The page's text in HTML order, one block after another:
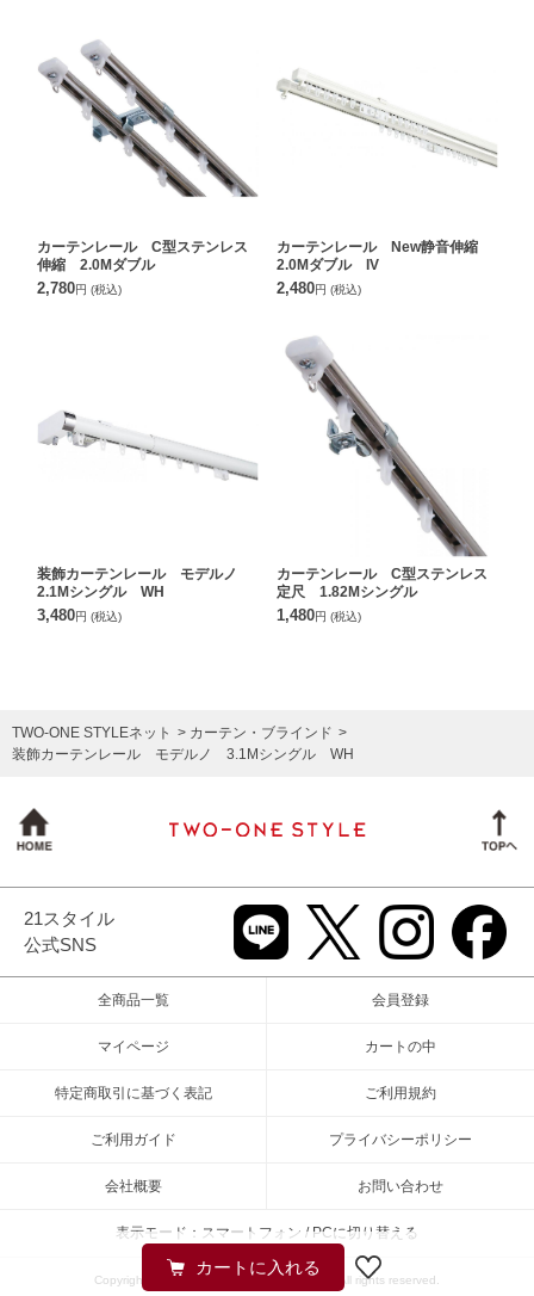
カーテンレール C型ステンレス
伸縮 2.0Mダブル
2,780円 (税込)
カーテンレール New静音伸縮
2.0Mダブル IV
2,480円 (税込)
装飾カーテンレール モデルノ
2.1Mシングル WH
3,480円 (税込)
カーテンレール C型ステンレス
定尺 1.82Mシングル
1,480円 (税込)
TWO-ONE STYLEネット
カーテン・ブラインド
装飾カーテンレール モデルノ 3.1Mシングル WH
21スタイル
公式SNS
全商品一覧 会員登録
マイページ カートの中
特定商取引に基づく表記 ご利用規約
ご利用ガイド プライバシーポリシー
会社概要 お問い合わせ
表示モード：スマートフォン / PCに切り替える
Copyright (c) 2026 TWO-ONE STYLEネット All rights reserved.